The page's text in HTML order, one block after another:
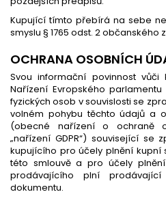
Kupující tímto přebírá na sebe
smyslu § 1765 odst. 2 občanského
OCHRANA OSOBNÍCH
Svou informační povinnost vůči
Nařízení Evropského
fyzických osob v souvislosti se
volném pohybu těchto údajů a
(obecné nařízení o ochraně
„nařízení GDPR“) související se
kupujícího pro účely plnění kupní
této smlouvě a pro účely
prodávajícího plní prodávající
dokumentu.